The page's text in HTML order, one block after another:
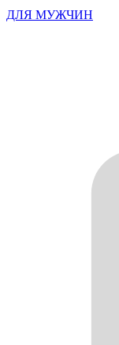
ДЛЯ МУЖЧИН